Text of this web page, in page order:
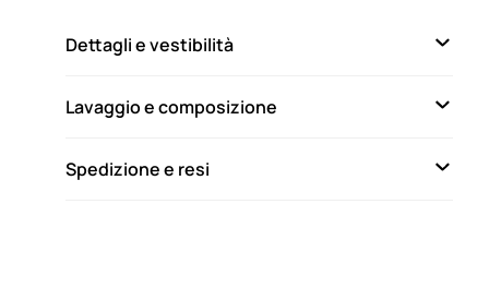
Dettagli e vestibilità
Lavaggio e composizione
Spedizione e resi